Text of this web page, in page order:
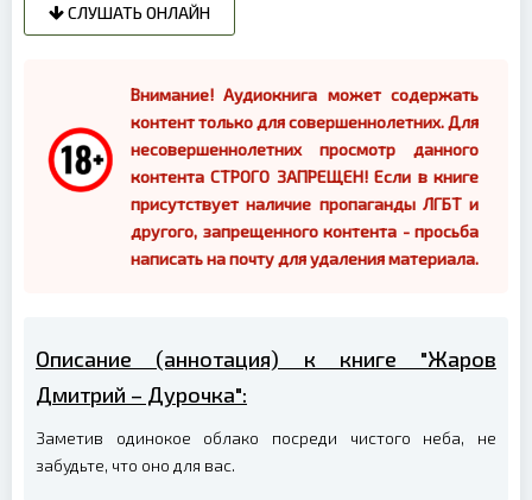
СЛУШАТЬ ОНЛАЙН
Внимание! Аудиокнига может содержать
контент только для совершеннолетних. Для
несовершеннолетних просмотр данного
контента СТРОГО ЗАПРЕЩЕН! Если в книге
присутствует наличие пропаганды ЛГБТ и
другого, запрещенного контента - просьба
написать на почту для удаления материала.
Описание (аннотация) к книге "Жаров
Дмитрий – Дурочка":
Заметив одинокое облако посреди чистого неба, не
забудьте, что оно для вас.